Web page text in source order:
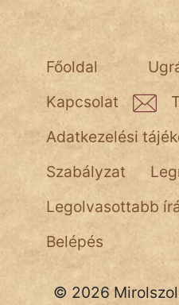
pszichopati
szegény legény
Hoffer Botond
szemfüles
Főoldal
Kapcsolat
Adatkezelési
Szabályzat
Legolvasottabb
Belépés
© 2026